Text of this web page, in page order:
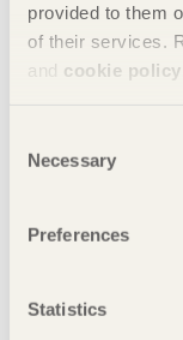
provided to them
of their services.
and cookie policy
Selection
Necessary
Preferences
Statistics
Delprojekt
Stool with ears
Growing up
Horse stool
Fotograf dessa